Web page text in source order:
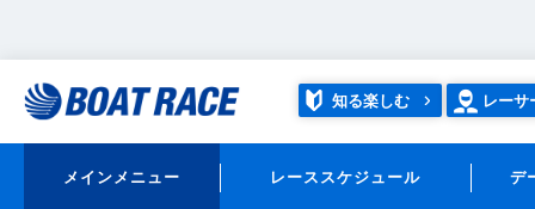
知る楽しむ レーサ
メインメニュー レーススケジュール デ